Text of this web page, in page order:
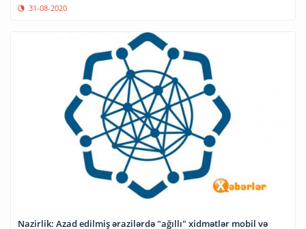
31-08-2020
Nazirlik: Azad edilmiş ərazilərdə "ağıllı" xidmətlər mobil və